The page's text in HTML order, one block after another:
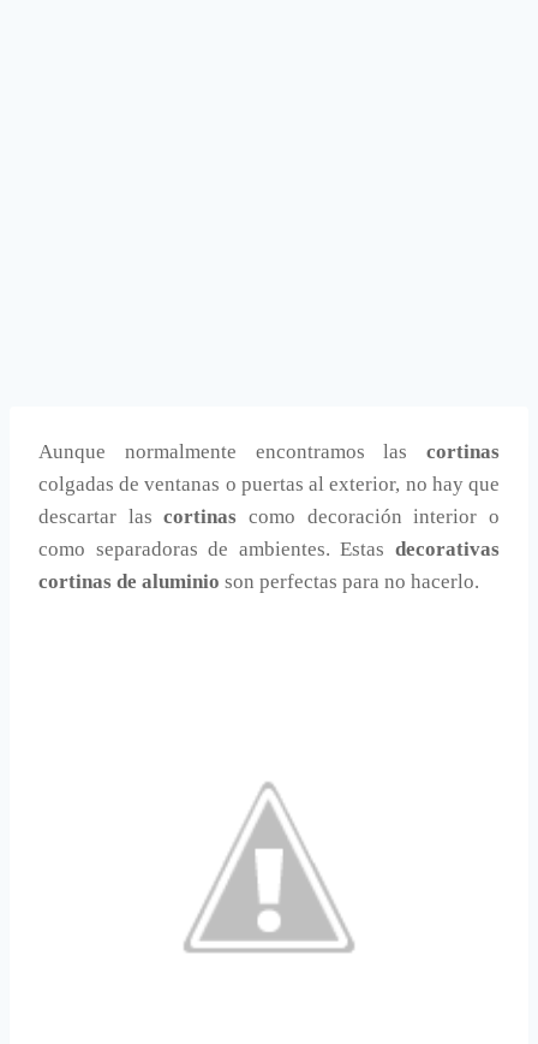
Aunque normalmente encontramos las cortinas
colgadas de ventanas o puertas al exterior, no hay que
descartar lascortinas como decoración interior o
como separadoras de ambientes. Estas decorativas
cortinas de aluminio son perfectas para no hacerlo.